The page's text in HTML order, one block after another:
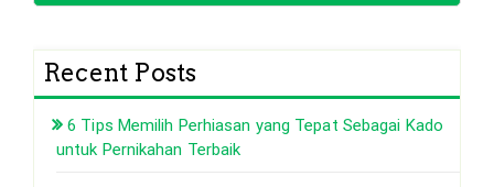
Recent Posts
6 Tips Memilih Perhiasan yang Tepat Sebagai Kado
untuk Pernikahan Terbaik